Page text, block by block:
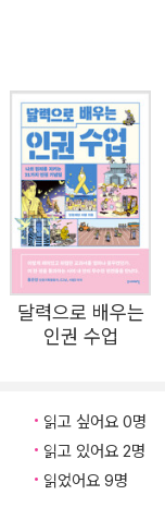
이 나에게 건넨
계시민교육 분야
‘회복적 정의’ 실
바라보는 창이자
나에게 건넨 말》
는 그의 삶이 써
어났던 현장과 그
한다는 뜻이고,
와 내일로 나아가
. ‘알고, 기억하고,
과정이기도 하고,
달력으로 배우는
인권 수업
읽고 싶어요 0명
읽고 있어요 2명
읽었어요 9명